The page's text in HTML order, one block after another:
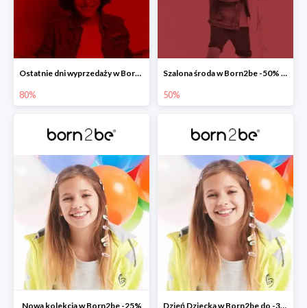
Ostatnie dni wyprzedaży w Born2be do -80%
80%
Szalona środa w Born2be -50% na co drugi produkt
50%
Nowa kolekcja w Born2be -25% Dzień Dziecka w Born2be do -30%